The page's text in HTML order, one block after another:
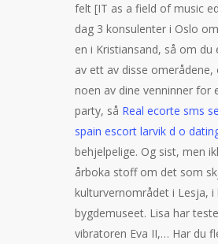
felt [IT as a field of music
dag 3 konsulenter i Oslo
en i Kristiansand, så om
av ett av disse omerådene,
noen av dine venninner for
party, så Real ecorte sms
spain escort larvik d o
behjelpelige. Og sist, men
årboka stoff om det som
kulturvernområdet i Lesja,
bygdemuseet. Lisa har
vibratoren Eva II,… Har du